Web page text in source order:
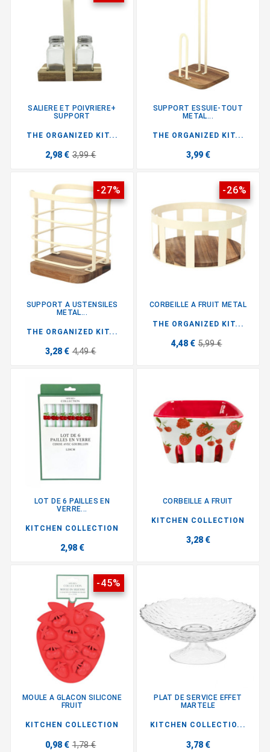
SALIERE ET POIVRIERE+
SUPPORT
THE ORGANIZED KIT...
2,98 € 3,99 €
SUPPORT ESSUIE-TOUT
METAL...
THE ORGANIZED KIT...
3,99 €
-27%
SUPPORT A USTENSILES
METAL...
THE ORGANIZED KIT...
3,28 € 4,49 €
-26%
CORBEILLE A FRUIT METAL
THE ORGANIZED KIT...
4,48 € 5,99 €
LOT DE 6 PAILLES EN
VERRE...
KITCHEN COLLECTION
2,98 €
CORBEILLE A FRUIT
KITCHEN COLLECTION
3,28 €
-45%
MOULE A GLACON SILICONE
FRUIT
KITCHEN COLLECTION
0,98 € 1,78 €
PLAT DE SERVICE EFFET
MARTELE
KITCHEN COLLECTIO...
3,78 €